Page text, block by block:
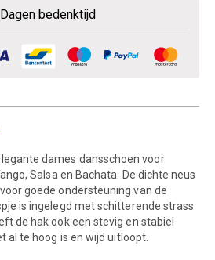
bedenktijd
dames dansschoen voor
Salsa en Bachata. De dichte neus
goede ondersteuning van de
is ingelegd met schitterende strass
de hak ook een stevig en stabiel
al te hoog is en wijd uitloopt.